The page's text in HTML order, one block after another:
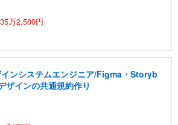
万2,500円
インシステムエンジニア/Figma・Storyb
ザインの共通規約作り